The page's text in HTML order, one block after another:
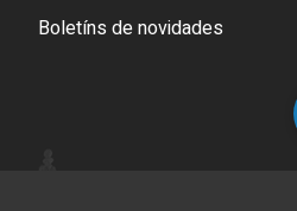
Boletíns de novidades